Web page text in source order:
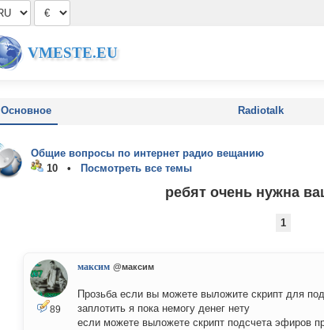
VMESTE.EU
Основное Radiotalk
Общие вопросы по интернет радио вещанию
10 •
Посмотреть все темы
ребят очень нужна
1
89
максим @максим
Прозьба если вы можете выложите скрипт для
заплотить я пока немогу денег нету
если можете выложете скрипт подсчета эфиров